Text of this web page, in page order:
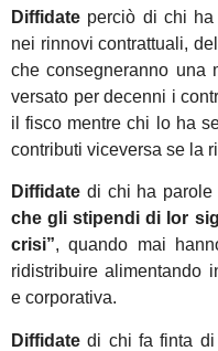
Diffidate perciò di chi ha
nei rinnovi contrattuali,
che consegneranno una
versato per decenni i
il fisco mentre chi lo ha
contributi viceversa se la
Diffidate di chi ha
che gli stipendi di lor
crisi”, quando mai
ridistribuire alimentando
e corporativa.
Diffidate di chi fa finta di